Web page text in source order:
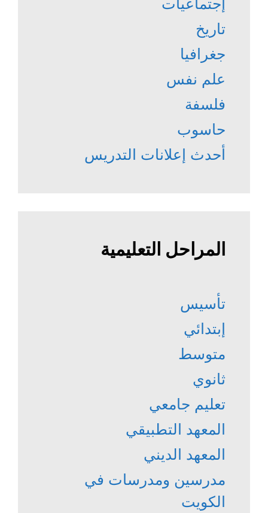
إجتماعيات
تاريخ
جغرافيا
علم نفس
فلسفة
حاسوب
أحدث إعلانات التدريس
المراحل التعليمية
تأسيس
إبتدائي
متوسط
ثانوي
تعليم جامعي
المعهد التطبيقي
المعهد الديني
مدرسين ومدرسات في
الكويت